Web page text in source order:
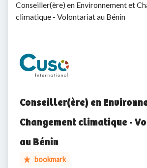
Conseiller(ère) en Environnement et
climatique - Volontariat au Bénin
Conseiller(ère) en
Changement climatique -
au Bénin
bookmark